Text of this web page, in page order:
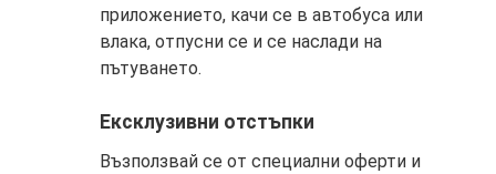
приложението, качи се в автобуса или
влака, отпусни се и се наслади на
пътуването.
Ексклузивни отстъпки
Възползвай се от специални оферти и